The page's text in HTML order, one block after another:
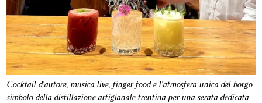
Cocktail d'autore, musica live, finger food e l'atmosfera unica del borgo
simbolo della distillazione artigianale trentina per una serata dedicata